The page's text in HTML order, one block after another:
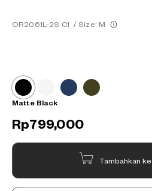
OR2061L-2S C1 / Size: M
Matte Black
Rp799,000
Tambahkan